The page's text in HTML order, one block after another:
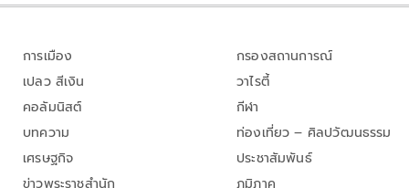
การเมือง
เปลว สีเงิน
คอลัมนิสต์
บทความ
เศรษฐกิจ
ข่าวพระราชสำนัก
กรองสถานการณ์
วาไรตี้
กีฬา
ท่องเที่ยว – ศิลปวัฒนธรรม
ประชาสัมพันธ์
ภูมิภาค